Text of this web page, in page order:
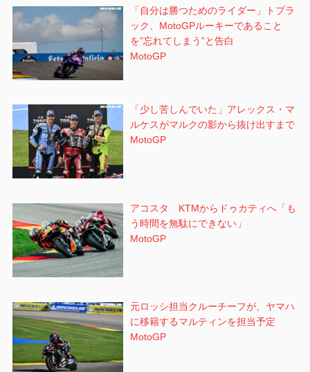
「自分は勝つためのライダー」トプラ
ック、MotoGPルーキーであること
を”忘れてしまう”と告白
MotoGP
「少し苦しんでいた」アレックス・マ
ルケスがマルクの影から抜け出すまで
MotoGP
アコスタ KTMからドゥカティへ「も
う時間を無駄にできない」
MotoGP
元ロッシ担当クルーチーフが、ヤマハ
に移籍するマルティンを担当予定
MotoGP